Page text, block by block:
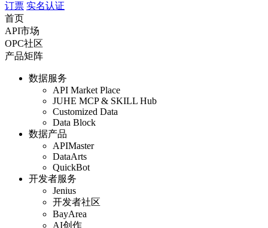
订票 实名认证
首页
API市场
OPC社区
产品矩阵
数据服务
API Market Place
JUHE MCP & SKILL Hub
Customized Data
Data Block
数据产品
APIMaster
DataArts
QuickBot
开发者服务
Jenius
开发者社区
BayArea
AI创作